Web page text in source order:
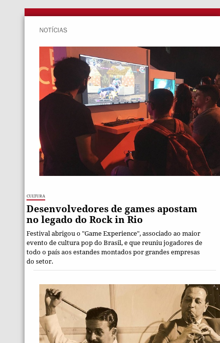
NOTÍCIAS
Cultura
Desenvolvedores de games apostam
no legado do Rock in Rio
Festival abrigou o "Game Experience", associado ao maior
evento de cultura pop do Brasil, e que reuniu jogadores de
todo o país aos estandes montados por grandes empresas
do setor.